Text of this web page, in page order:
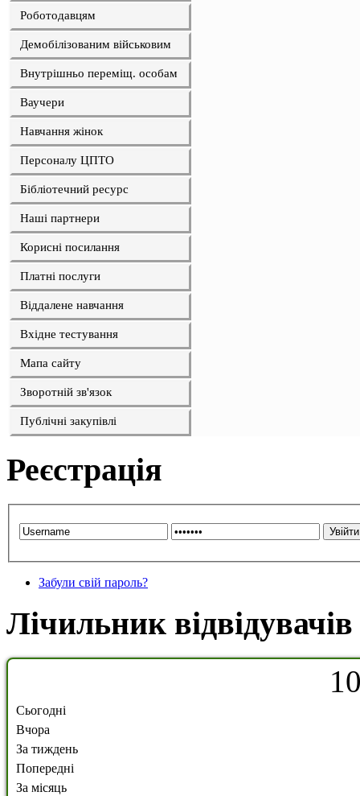
Роботодавцям
Демобілізованим військовим
Внутрішньо переміщ. особам
Ваучери
Навчання жінок
Персоналу ЦПТО
Бібліотечний ресурс
Наші партнери
Корисні посилання
Платні послуги
Віддалене навчання
Вхідне тестування
Мапа сайту
Зворотній зв'язок
Публічні закупівлі
Реєстрація
Забули свій пароль?
Лічильник відвідувачів
1
Сьогодні
Вчора
За тиждень
Попередні
За місяць